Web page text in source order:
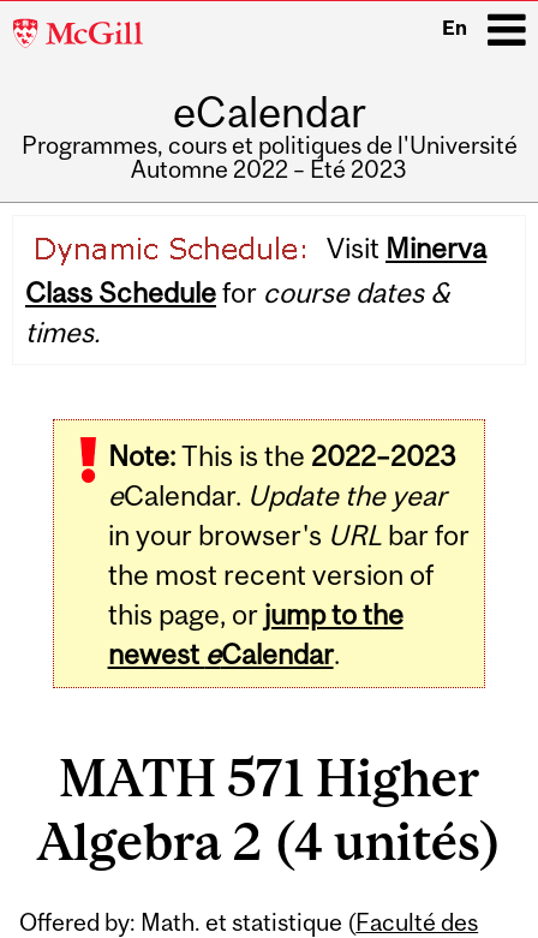
McGill
En
eCalendar
Programmes, cours et politiques de l'Université
Automne 2022 – Été 2023
navigation
Visit Minerva
Class Schedulefor course dates &
times.
Note:This is the 2022–2023
eCalendar. Update the year
in your browser's URLbar for
the most recent version of
this page, or jump to the
newest eCalendar.
MATH 571 Higher
Algebra 2 (4 unités)
Offered by: Math. et statistique (Faculté des
Related